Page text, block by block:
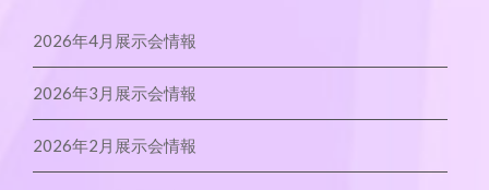
2026年4月展示会情報
2026年3月展示会情報
2026年2月展示会情報